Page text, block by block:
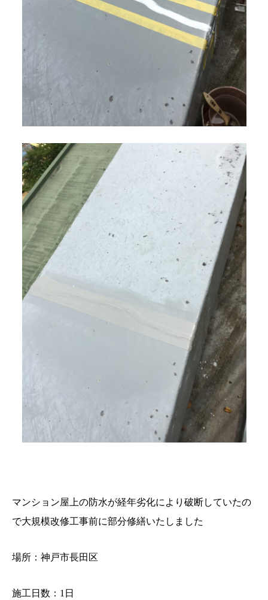
マンション屋上の防水が経年劣化により破断していたの
で大規模改修工事前に部分修繕いたしました
場所：神戸市長田区
施工日数：1日